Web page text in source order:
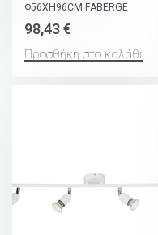
Φ56ΧΗ96CM FABERGE
98,43€
Προσθήκη στο καλάθι